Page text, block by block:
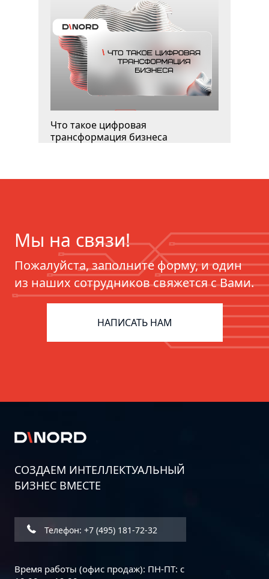
Что такое цифровая
трансформация бизнеса
ERP для фармацевтики:
цифровизация цепочек поставок
Дорожная карта информационной
руководство
Мы на связи!
Пожалуйста, заполните форму, и один
из наших сотрудников свяжется с Вами.
НАПИСАТЬ НАМ
СОЗДАЕМ ИНТЕЛЛЕКТУАЛЬНЫЙ
БИЗНЕС ВМЕСТЕ
Телефон: +7 (495) 181-72-32
Время работы (офис продаж): ПН-ПТ: с